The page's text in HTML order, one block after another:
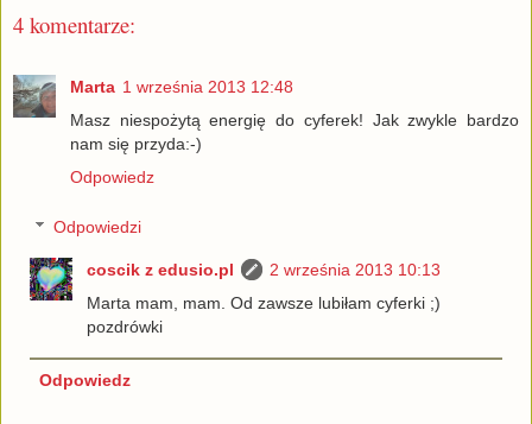
4 komentarze:
Marta 1 września 2013 12:48
Masz niespożytą energię do cyferek! Jak zwykle bardzo
nam się przyda:-)
Odpowiedz
Odpowiedzi
coscik z edusio.pl
2 września 2013 10:13
Marta mam, mam. Od zawsze lubiłam cyferki ;)
pozdrówki
Odpowiedz